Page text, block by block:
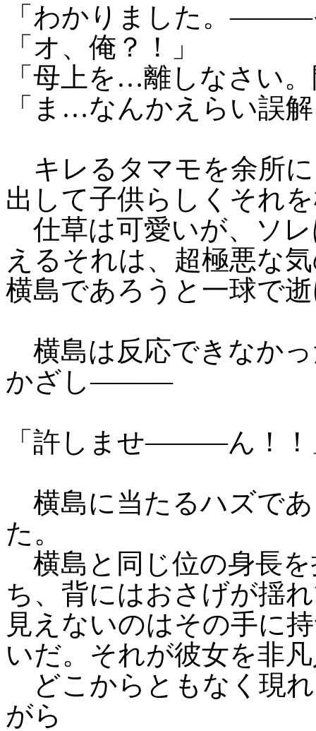
「わかりました。―――
「オ、俺？！」
「母上を…離しなさい
「ま…なんかえらい誤
キレるタマモを余所
出して子供らしくそれ
仕草は可愛いが、ソ
えるそれは、超極悪な
横島であろうと一球で
横島は反応できなか
かざし―――
「許しませ―――ん！！
横島に当たるハズで
た。
横島と同じ位の身長
ち、背にはおさげが揺
見えないのはその手に
いだ。それが彼女を非
どこからともなく現
がら